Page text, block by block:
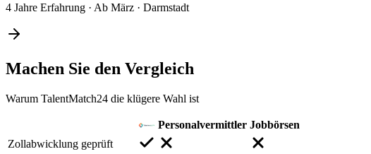
4 Jahre Erfahrung · Ab März · Darmstadt
Machen Sie den Vergleich
Warum TalentMatch24 die klügere Wahl ist
Personalvermittler Jobbörsen
Zollabwicklung geprüft